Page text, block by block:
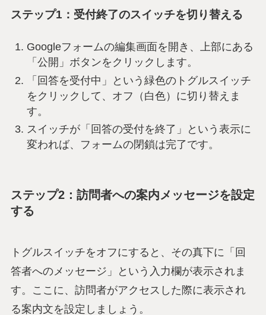
ステップ1：受付終了のスイッチを切り替える
Googleフォームの編集画面を開き、上部にある
「公開」ボタンをクリックします。
「回答を受付中」という緑色のトグルスイッチ
をクリックして、オフ（白色）に切り替えま
す。
スイッチが「回答の受付を終了」という表示に
変われば、フォームの閉鎖は完了です。
ステップ2：訪問者への案内メッセージを設定
する
トグルスイッチをオフにすると、その真下に「回
答者へのメッセージ」という入力欄が表示されま
す。ここに、訪問者がアクセスした際に表示され
る案内文を設定しましょう。